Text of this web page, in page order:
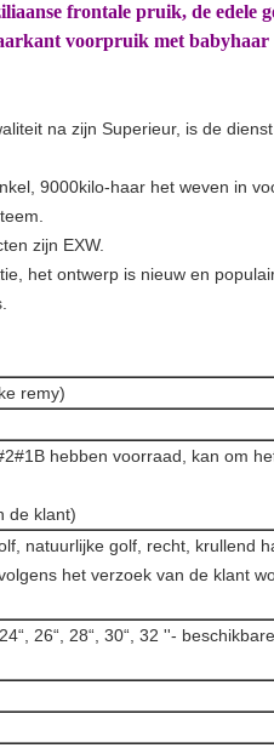
frontale pruik, de edele
voorpruik met babyhaar
na zijn Superieur, is de
9000kilo-haar het weven in
zijn EXW.
het ontwerp is nieuw en
remy)
hebben voorraad, kan om
de klant)
natuurlijke golf, recht, krullend
het verzoek van de klant
26“, 28“, 30“, 32 ''-